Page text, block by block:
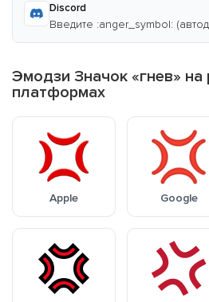
Discord
Введите :anger_symbol:
Эмодзи Значок «гнев» на
платформах
Apple Google